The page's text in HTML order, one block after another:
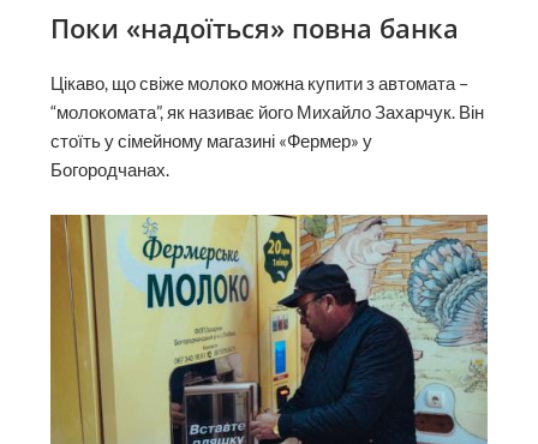
Поки «надоїться» повна банка
Цікаво, що свіже молоко можна купити з автомата –
“молокомата”, як називає його Михайло Захарчук. Він
стоїть у сімейному магазині «Фермер» у
Богородчанах.